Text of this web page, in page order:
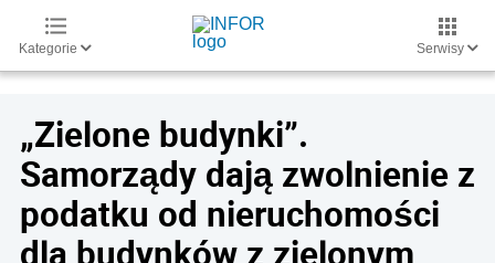
Kategorie Serwisy
„Zielone budynki”.
Samorządy dają zwolnienie z
podatku od nieruchomości
dla budynków z zielonym